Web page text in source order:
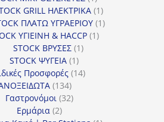
προϊόν
GRILL ΗΛΕΚΤΡΙΚΑ 11
προϊόν
ΠΛΑΤΩ ΥΓΡΑΕΡΙΟΥ 11
ΥΓΙΕΙΝΗ & HACCP 11
STOCK ΒΡΥΣΕΣ 11
STOCK ΨΥΓΕΙΑ 11
προϊόν
Προσφορές 1414
134134
προϊόντα
Γαστρονόμοι 3232
Ερμάρια 22